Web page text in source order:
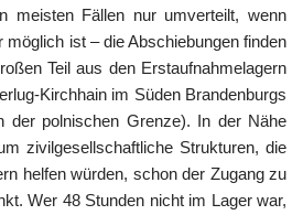
meisten Fällen nur umverteilt, wenn
möglich ist – die Abschiebungen finden
Teil aus den Erstaufnahmelagern
Kirchhain im Süden Brandenburgs
der polnischen Grenze). In der Nähe
zivilgesellschaftliche Strukturen, die
helfen würden, schon der Zugang zu
Wer 48 Stunden nicht im Lager war,